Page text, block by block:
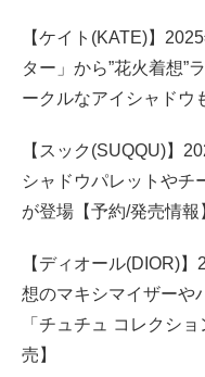
【ケイト(KATE)】
ター」から”花火着想”
ークルなアイシャドウ
【スック(SUQQU)】
シャドウパレットやチ
が登場【予約/発売情報
【ディオール(DIOR)
想のマキシマイザーや
「チュチュ コレクシ
売】